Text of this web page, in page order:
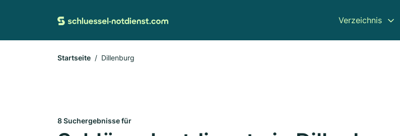
Verzeichnis
Startseite Dillenburg
8 Suchergebnisse für